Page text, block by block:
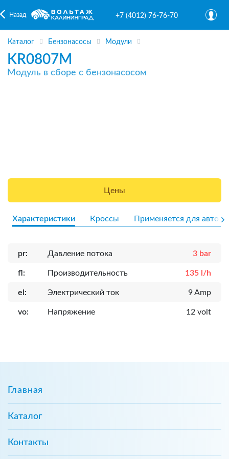
Назад +7 (4012) 76-76-70
Каталог Бензонасосы Модули
KR0807M
Модуль в сборе с бензонасосом
Цены
Характеристики Кроссы Применяется для авто
pr: Давление потока 3 bar
fl: Производительность 135 l/h
el: Электрический ток 9 Amp
vo: Напряжение 12 volt
Главная
Каталог
Контакты